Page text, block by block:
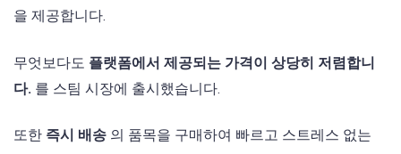
을 제공합니다.
무엇보다도 플랫폼에서 제공되는 가격이 상당히 저렴합니
다. 를 스팀 시장에 출시했습니다.
또한 즉시 배송 의 품목을 구매하여 빠르고 스트레스 없는